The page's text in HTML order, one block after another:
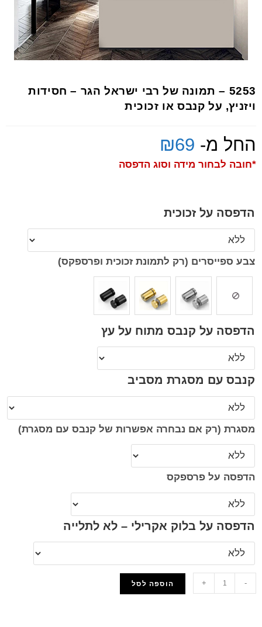
5253 – תמונה של רבי ישראל הגר – חסידות
ויזניץ, על קנבס או זכוכית
החל מ- ₪69
*חובה לבחור מידה וסוג הדפסה
הדפסה על זכוכית
צבע ספייסרים (רק לתמונת זכוכית ופרספקס)
הדפסה על קנבס מתוח על עץ
קנבס עם מסגרת מסביב
מסגרת (רק אם נבחרה אפשרות של קנבס עם מסגרת)
הדפסה על פרספקס
הדפסה על בלוק אקרילי – לא לתלייה
-
+ הוספה לסל